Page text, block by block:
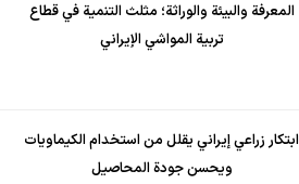
المعرفة والبيئة والوراثة؛ مثلث التنمية في قطاع
تربية المواشي الإيراني
ابتكار زراعي إيراني يقلل من استخدام الكيماويات
ويحسن جودة المحاصيل